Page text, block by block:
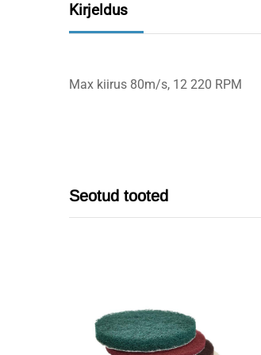
Kirjeldus
Max kiirus 80m/s, 12 220 RPM
Seotud tooted